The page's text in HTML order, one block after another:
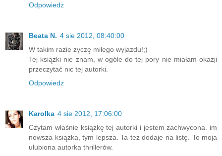
Odpowiedz
Beata N. 4 sie 2012, 08:40:00
W takim razie życzę miłego wyjazdu!;)
Tej książki nie znam, w ogóle do tej pory nie miałam okazji
przeczytać nic tej autorki.
Odpowiedz
Karolka 4 sie 2012, 17:06:00
Czytam właśnie książkę tej autorki i jestem zachwycona. im
nowsza książka, tym lepsza. Ta też dodaje na listę. To moja
ulubiona autorka thrillerów.